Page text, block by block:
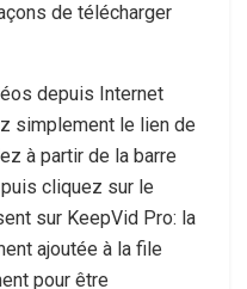
de télécharger
depuis Internet
simplement le lien de
à partir de la barre
puis cliquez sur le
sur KeepVid Pro: la
ajoutée à la file
pour être